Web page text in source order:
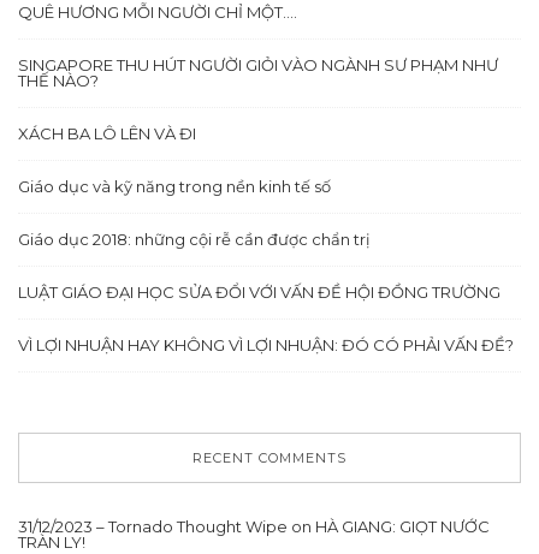
QUÊ HƯƠNG MỖI NGƯỜI CHỈ MỘT….
SINGAPORE THU HÚT NGƯỜI GIỎI VÀO NGÀNH SƯ PHẠM NHƯ
THẾ NÀO?
XÁCH BA LÔ LÊN VÀ ĐI
Giáo dục và kỹ năng trong nền kinh tế số
Giáo dục 2018: những cội rễ cần được chẩn trị
LUẬT GIÁO ĐẠI HỌC SỬA ĐỔI VỚI VẤN ĐỀ HỘI ĐỒNG TRƯỜNG
VÌ LỢI NHUẬN HAY KHÔNG VÌ LỢI NHUẬN: ĐÓ CÓ PHẢI VẤN ĐỀ?
RECENT COMMENTS
31/12/2023 – Tornado Thought Wipe on HÀ GIANG: GIỌT NƯỚC
TRÀN LY!